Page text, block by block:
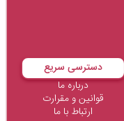
دسترسی سریع
درباره ما
قوانین و مقرارت
ارتباط با ما